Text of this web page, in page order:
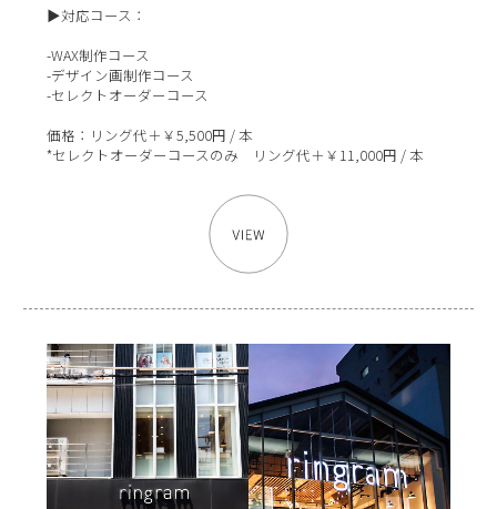
▶対応コース：
-WAX制作コース
-デザイン画制作コース
-セレクトオーダーコース
価格：リング代＋￥5,500円 / 本
*セレクトオーダーコースのみ リング代＋￥11,000円 / 本